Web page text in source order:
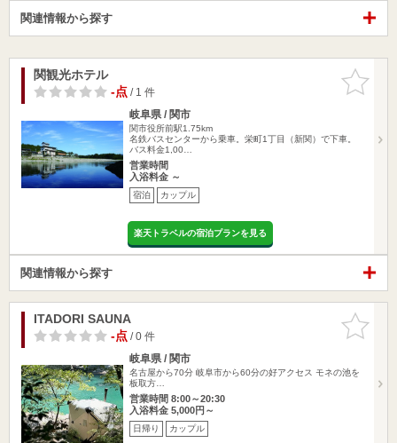
関連情報から探す
お気に入
りに追加
関観光ホテル
-点/ 1 件
岐阜県 / 関市
関市役所前駅1.75km
名鉄バスセンターから乗車。栄町1丁目（新関）で下車。
バス料金1,00…
営業時間
入浴料金 ～
宿泊 カップル
楽天トラベルの宿泊プランを見る
関連情報から探す
お気に入
りに追加
ITADORI SAUNA
-点/ 0 件
岐阜県 / 関市
名古屋から70分 岐阜市から60分の好アクセス モネの池を
板取方…
営業時間 8:00～20:30
入浴料金 5,000円～
日帰り カップル